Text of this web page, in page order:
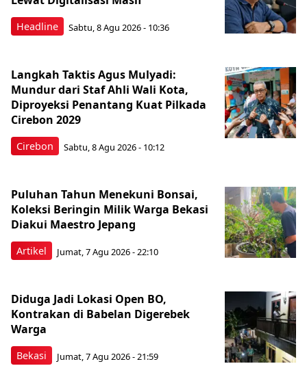
Headline Sabtu, 8 Agu 2026 - 10:36
Cirebon
Langkah Taktis Agus Mulyadi:
Mundur dari Staf Ahli Wali Kota,
Diproyeksi Penantang Kuat Pilkada
Cirebon 2029
Sabtu, 8 Agu 2026 - 10:12
Artikel
Puluhan Tahun Menekuni Bonsai,
Koleksi Beringin Milik Warga Bekasi
Diakui Maestro Jepang
Jumat, 7 Agu 2026 - 22:10
Bekasi
Diduga Jadi Lokasi Open BO,
Kontrakan di Babelan Digerebek
Warga
Jumat, 7 Agu 2026 - 21:59